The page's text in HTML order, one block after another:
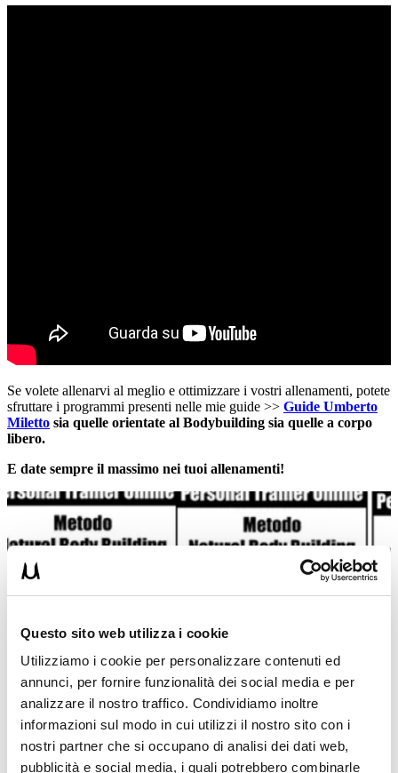
Questo sito web utilizza i cookie
Utilizziamo i cookie per personalizzare contenuti ed
annunci, per fornire funzionalità dei social media e per
analizzare il nostro traffico. Condividiamo inoltre
informazioni sul modo in cui utilizzi il nostro sito con i
nostri partner che si occupano di analisi dei dati web,
pubblicità e social media, i quali potrebbero combinarle
Se volete allenarvi al meglio e ottimizzare i vostri allenamenti, potete
sfruttare i programmi presenti nelle mie guide >> Guide Umberto
Miletto sia quelle orientate al Bodybuilding sia quelle a corpo
libero.
E date sempre il massimo nei tuoi allenamenti!